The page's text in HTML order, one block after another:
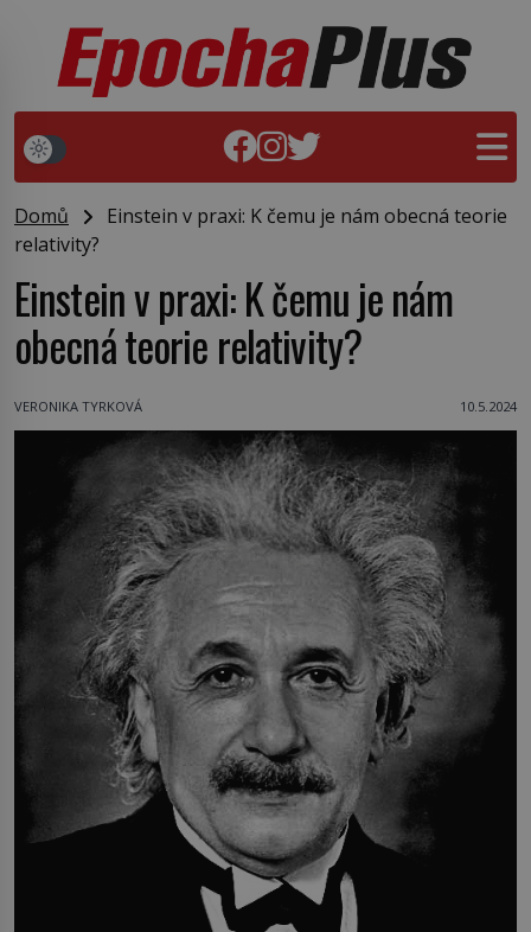
Domů
Einstein v praxi: K čemu je nám obecná teorie
relativity?
Einstein v praxi: K čemu je nám
obecná teorie relativity?
VERONIKA TYRKOVÁ 10.5.2024